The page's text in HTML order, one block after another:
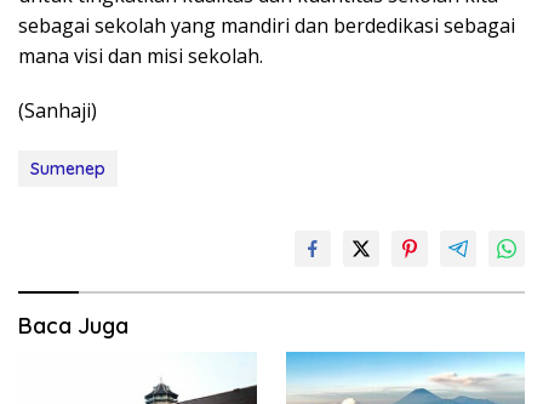
sebagai sekolah yang mandiri dan berdedikasi sebagai
mana visi dan misi sekolah.
(Sanhaji)
Sumenep
Baca Juga